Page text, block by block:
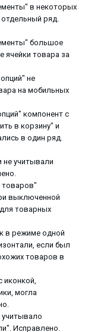
в некоторых
ряд.
большое
ячейки товара за
не
на мобильных
компонент с
в корзину" и
в один ряд.
не учитывали
товаров"
выключенной
товарных
в режиме одной
если был
товаров в
иконкой,
могла
учитывало
Исправлено.